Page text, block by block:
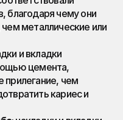
благодаря чему они
металлические или
и вкладки
цемента,
прилегание, чем
кариес и